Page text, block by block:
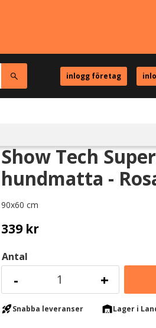
inlogg företag
Show Tech
hundmatta -
90x60 cm
339kr
Antal
+
-
rocket_launchSnabba leveranser warehouseLager i